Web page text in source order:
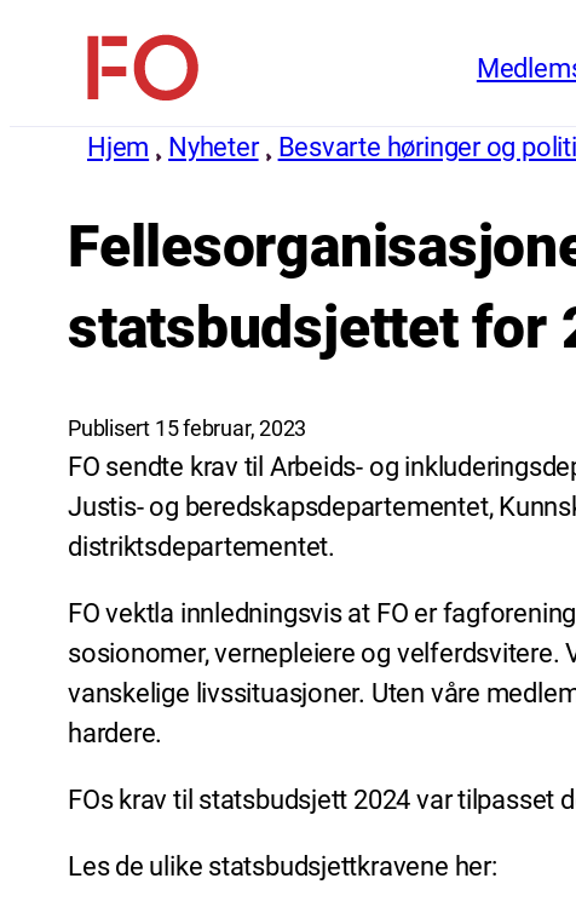
innholdFO
(Fellesorganisasjonen)
Hjem Nyheter Besvarte høringer og
statsbudsjettet for
Publisert 15 februar, 2023
FO sendte krav til Arbeids- og
Justis- og beredskapsdepartementet,
distriktsdepartementet.
FO vektla innledningsvis at FO er
sosionomer, vernepleiere og velferdsvitere.
vanskelige livssituasjoner. Uten våre
hardere.
FOs krav til statsbudsjett 2024 var tilpasset
Les de ulike statsbudsjettkravene her: